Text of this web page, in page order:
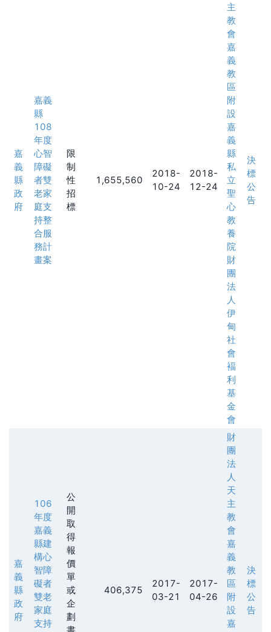
嘉
義
縣
政
府
嘉義
縣
108
年度
心智
障礙
者雙
老家
庭支
持整
合服
務計
畫案
限
制
性
招
標
1,655,560
2018-
10-24
2018-
12-24
主
教
會
嘉
義
教
區
附
設
嘉
義
縣
私
立
聖
心
教
養
院
財
團
法
人
伊
甸
社
會
褔
利
基
金
會
決
標
公
告
嘉
義
縣
政
府
106
年度
嘉義
縣建
構心
智障
礙者
雙老
家庭
支持
公
開
取
得
報
價
單
或
企
劃
406,375
2017-
03-21
2017-
04-26
財
團
法
人
天
主
教
會
嘉
義
教
區
附
設
嘉
決
標
公
告